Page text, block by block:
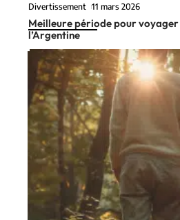
Divertissement 11 mars 2026
Meilleure période pour voyager
l’Argentine